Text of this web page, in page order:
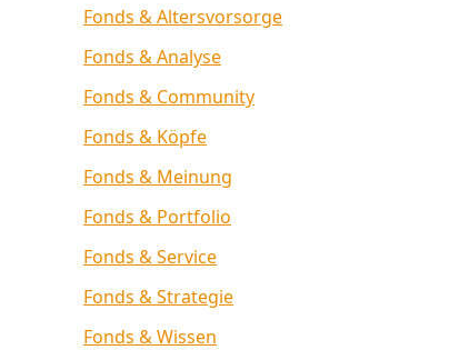
Fonds & Altersvorsorge
Fonds & Analyse
Fonds & Community
Fonds & Köpfe
Fonds & Meinung
Fonds & Portfolio
Fonds & Service
Fonds & Strategie
Fonds & Wissen